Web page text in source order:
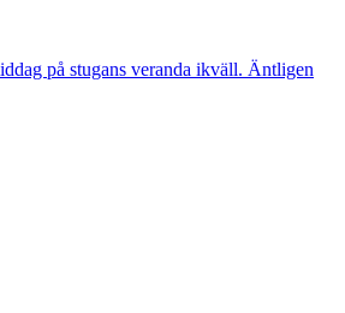
på stugans veranda ikväll. Äntligen